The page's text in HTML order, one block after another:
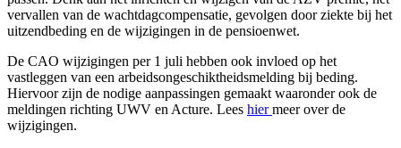
vervallen van de wachtdagcompensatie, gevolgen door ziekte bij het
uitzendbeding en de wijzigingen in de pensioenwet.
De CAO wijzigingen per 1 juli hebben ook invloed op het
vastleggen van een arbeidsongeschiktheidsmelding bij beding.
Hiervoor zijn de nodige aanpassingen gemaakt waaronder ook de
meldingen richting UWV en Acture. Lees hiermeer over de
wijzigingen.